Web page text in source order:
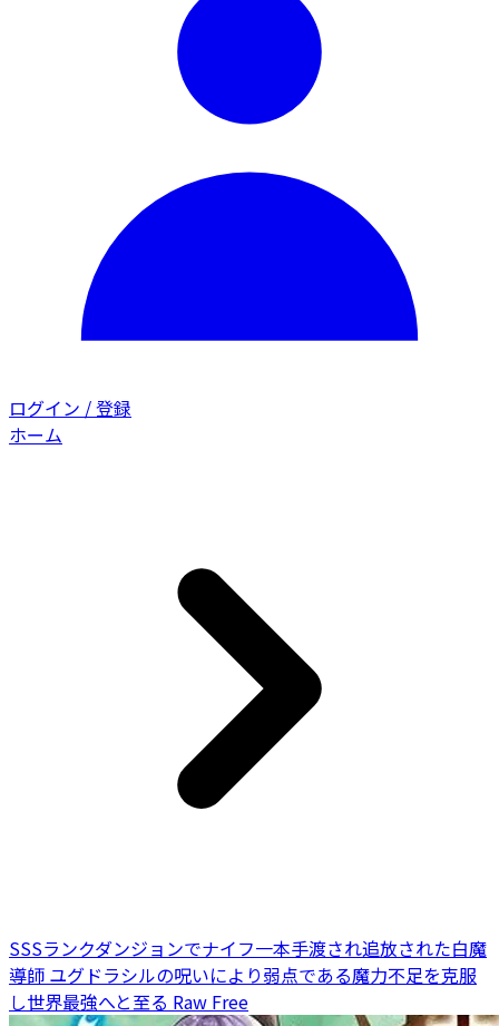
ログイン / 登録
ホーム
SSSランクダンジョンでナイフ一本手渡され追放された白魔
導師 ユグドラシルの呪いにより弱点である魔力不足を克服
し世界最強へと至る Raw Free